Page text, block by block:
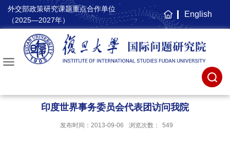
外交部政策研究课题重点合作单位
（2025—2027年）
主
页
English
印度世界事务委员会代表团访问我院
发布时间：2013-09-06 浏览次数： 549